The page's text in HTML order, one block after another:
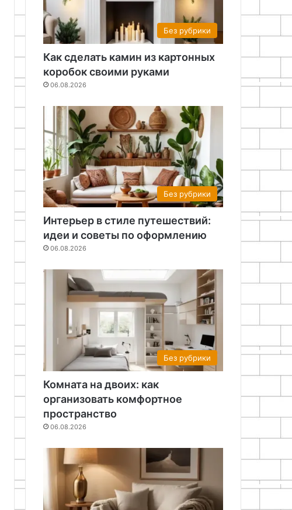
Без рубрики
Как сделать камин из картонных
коробок своими руками
06.08.2026
Без рубрики
Интерьер в стиле путешествий:
идеи и советы по оформлению
06.08.2026
Без рубрики
Комната на двоих: как
организовать комфортное
пространство
06.08.2026